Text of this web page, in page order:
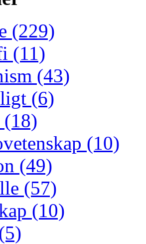
(229)
(11)
(43)
(6)
(10)
(49)
(57)
(10)